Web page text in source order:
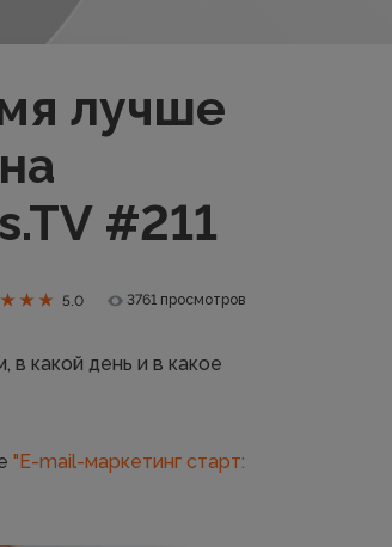
лучше
#211
5.0 3761 просмотров
какой день и в какое
"E-mail-маркетинг старт: